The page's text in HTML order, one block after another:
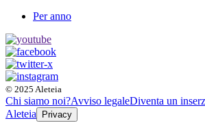
Per anno
© 2025 Aleteia
Chi siamo noi?Avviso legaleDiventa un
Aleteia
Privacy